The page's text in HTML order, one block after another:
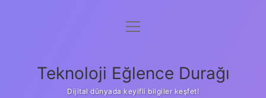
Anasayfa
Yasal Uyarı
menüyü
Teknoloji Eğlence Durağı
Dijital dünyada keyifli bilgiler keşfet!